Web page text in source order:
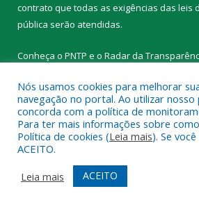
contrato que todas as exigências das leis
pública serão atendidas.
Conheça o PNTP e o Radar da
Todos os direitos reservados a
Progresso.
Mapa do Site
Acessar Área
Acessar Webmail
Nós usamos cookies para melhorar
navegação no portal. Ao utilizar nosso
concorda com a política de
Para ter mais informações sobre
Política de cookies (Leia mais). Se
ACEITO.
Leia mais
ACEITO